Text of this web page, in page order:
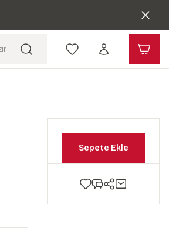
Sepete Ekle